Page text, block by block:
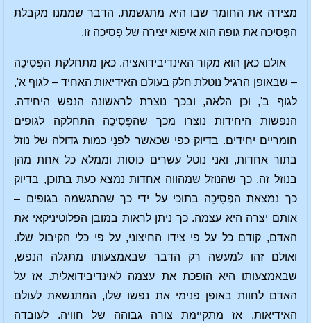
מצידה את החומר שבו היא מתגשמת. הדבר שממנו מקבלת
הפְּסִיכֵה את גופה הוא איפוא יצירה של פְּסִיכֵה זו.
אולם כאן הוא מקור האינדיבידואציה. כאן מתחלקת הפְּסִיכֵה
– שבאופן הרגיל נוטלת חלק בעולם האידיאות האחיד – לגוף א',
לגוף ב', וכן הלאה, ובכך נוצרת לראשונה הנפש היחידה.
הנפשות היחידות נוצרו מכך שהפְּסִיכֵה התחלקה לגופים
חומריים יחידים. בדיוק כפי שכאשר לפנָי כמות גדולה של נוזל
בתור אחדות, ואני נוטל עשרים כוסות וממלא כל אחת מהן
בנוזל זה, כך שהנוזל שמהווה אחדות נמצא כעת בתוכן, בדיוק
כך נמצאת הפְּסִיכֵה בתוכי על ידי כך שהתגשמה בגופים –
אותם יצרה היא עצמה. כך ניתן לראות במובן הפלוטיניקאי את
האדם, קודם כל על פי צידו החיצוני, על פי כלי הקיבול שלו.
ואולם זהו למעשה רק הדבר שבאמצעותו מתגלה הנפש,
שבאמצעותו היא הופכת את עצמה לאינדיבידואלית. אז על
האדם לחוות באופן פנימי את נפשו שלו, המתנשאת לעולם
האידיאות. אז מתקיימת צורה גבוהה של חוויה. לעובדה